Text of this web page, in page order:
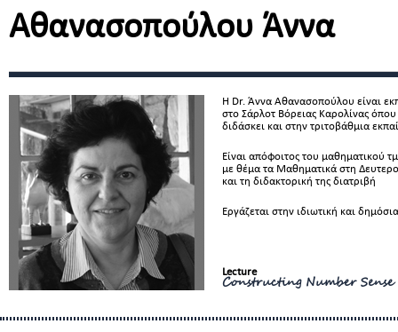
Αθανασοπούλου Άννα
Η Dr. Άννα Αθανασοπούλου είναι
στο Σάρλοτ Βόρειας Καρολίνας
διδάσκει και στην τριτοβάθμια
Είναι απόφοιτος του μαθηματικού
με θέμα τα Μαθηματικά στη
και τη διδακτορική της διατριβή
Εργάζεται στην ιδιωτική και
Lecture
Constructing Number